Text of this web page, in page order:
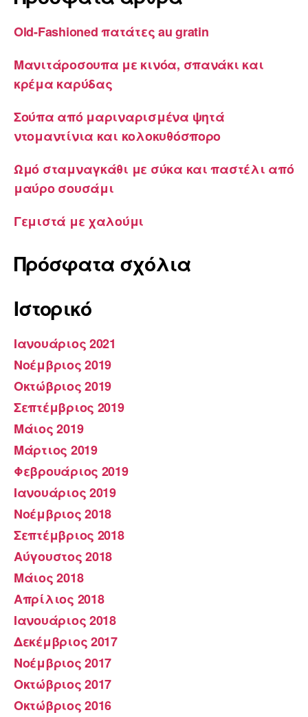
Old-Fashioned πατάτες au gratin
Μανιτάροσουπα με κινόα, σπανάκι και
κρέμα καρύδας
Σούπα από μαριναρισμένα ψητά
ντομαντίνια και κολοκυθόσπορο
Ωμό σταμναγκάθι με σύκα και παστέλι από
μαύρο σουσάμι
Γεμιστά με χαλούμι
Πρόσφατα σχόλια
Ιστορικό
Ιανουάριος 2021
Νοέμβριος 2019
Οκτώβριος 2019
Σεπτέμβριος 2019
Μάιος 2019
Μάρτιος 2019
Φεβρουάριος 2019
Ιανουάριος 2019
Νοέμβριος 2018
Σεπτέμβριος 2018
Αύγουστος 2018
Μάιος 2018
Απρίλιος 2018
Ιανουάριος 2018
Δεκέμβριος 2017
Νοέμβριος 2017
Οκτώβριος 2017
Οκτώβριος 2016